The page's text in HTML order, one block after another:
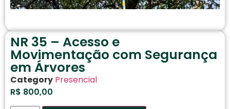
NR 35 – Acesso e
Movimentação com Segurança
em Árvores
Category Presencial
R$ 800,00